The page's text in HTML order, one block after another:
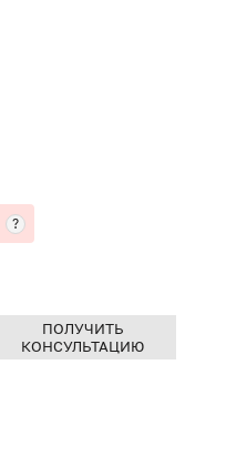
?
ПОЛУЧИТЬ
КОНСУЛЬТАЦИЮ